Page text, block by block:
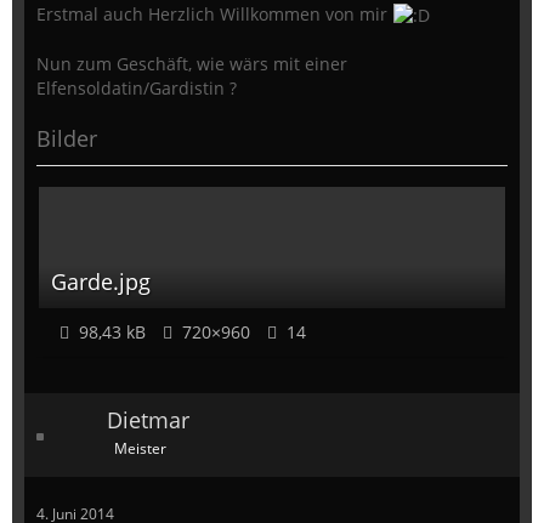
Erstmal auch Herzlich Willkommen von mir
Nun zum Geschäft, wie wärs mit einer
Elfensoldatin/Gardistin ?
Bilder
Garde.jpg
98,43 kB 720×960 14
Dietmar
Meister
4. Juni 2014